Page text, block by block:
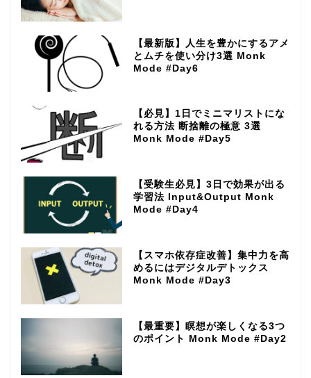
【最新版】人生を豊かにするアメ
とムチを使い分け3選 Monk
Mode #Day6
【必見】1日でミニマリストにな
れる方法 断捨離の極意 3選
Monk Mode #Day5
【受験生必見】3日で効果が出る
学習法 Input&Output Monk
Mode #Day4
【スマホ依存症改善】集中力を高
めるにはデジタルデトックス
Monk Mode #Day3
【最重要】瞑想が楽しくなる3つ
のポイント Monk Mode #Day2